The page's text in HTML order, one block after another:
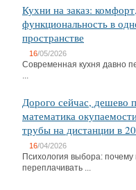
Кухни на заказ:
функциональность в
пространстве
16/05/2026
Современная кухня давно
...
Дорого сейчас, дешево
математика
трубы на дистанции в
16/04/2026
Психология выбора:
переплачивать ...